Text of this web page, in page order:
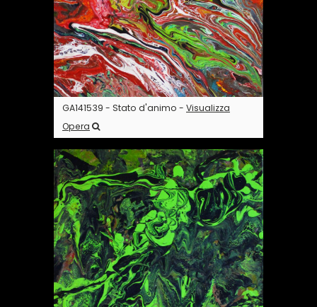
GA141539 - Stato d'animo - Visualizza
Opera